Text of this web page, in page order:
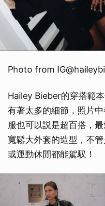
Photo from
Hailey Bieber的穿搭範
有著太多的細節，照片
服也可以説是超百搭，
寬鬆大外套的造型，不
或運動休閒都能駕馭！